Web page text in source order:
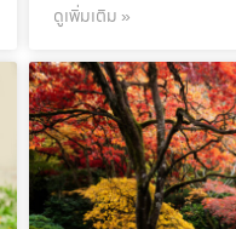
ดูเพิ่มเติม »